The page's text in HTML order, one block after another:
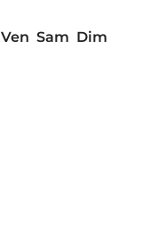
Ven Sam Dim